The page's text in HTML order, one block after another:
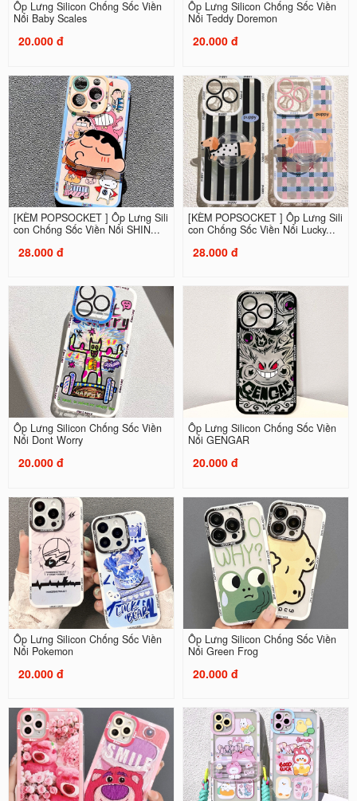
Ốp Lưng Silicon Chống Sốc Viền
Nổi Baby Scales
20.000 đ
Ốp Lưng Silicon Chống Sốc Viền
Nổi Teddy Doremon
20.000 đ
[KÈM POPSOCKET ] Ốp Lưng Sili
con Chống Sốc Viền Nổi SHIN...
28.000 đ
[KÈM POPSOCKET ] Ốp Lưng Sili
con Chống Sốc Viền Nổi Lucky...
28.000 đ
Ốp Lưng Silicon Chống Sốc Viền
Nổi Dont Worry
20.000 đ
Ốp Lưng Silicon Chống Sốc Viền
Nổi GENGAR
20.000 đ
Ốp Lưng Silicon Chống Sốc Viền
Nổi Pokemon
20.000 đ
Ốp Lưng Silicon Chống Sốc Viền
Nổi Green Frog
20.000 đ